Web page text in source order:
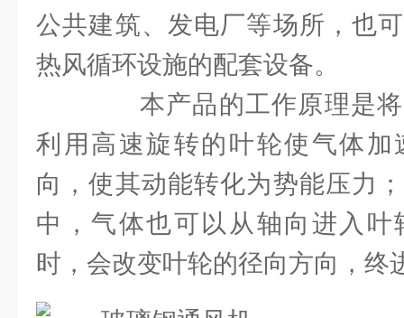
公共建筑、发电厂等场所，也
热风循环设施的配套设备。
本产品的工作原理是将
利用高速旋转的叶轮使气体加
向，使其动能转化为势能压力
中，气体也可以从轴向进入
时，会改变叶轮的径向方向，终